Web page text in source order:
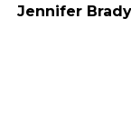
Jennifer